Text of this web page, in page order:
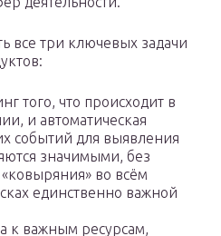
все три ключевых задачи
того, что происходит в
и автоматическая
событий для выявления
значимыми, без
во всём
единственно важной
к важным ресурсам,